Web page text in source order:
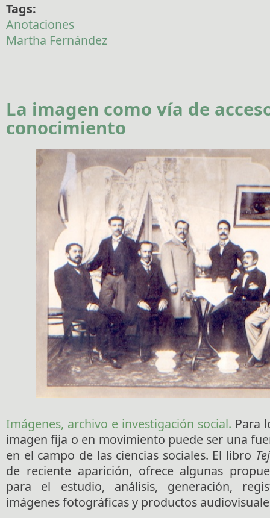
Tags:
Anotaciones
Martha Fernández
La imagen como vía de
conocimiento
Imágenes, archivo e investigación social. Para
imagen fija o en movimiento puede ser una
en el campo de las ciencias sociales. El libro
de reciente aparición, ofrece algunas
para el estudio, análisis, generación,
imágenes fotográficas y productos